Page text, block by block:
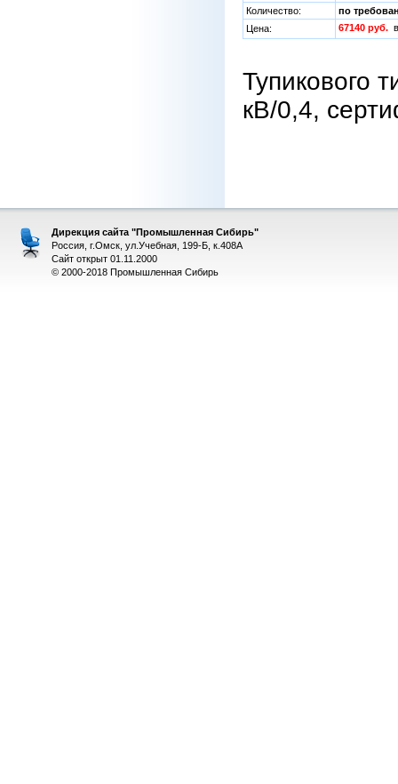
Количество:
по
Цена:
67140 руб.
Тупикового
кВ/0,4,
Дирекция сайта "Промышленная Сибирь"
Россия, г.Омск, ул.Учебная, 199-Б, к.408А
Сайт открыт 01.11.2000
© 2000-2018 Промышленная Сибирь